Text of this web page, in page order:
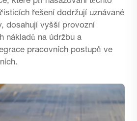
řešení dodržují uznávané
dosahují vyšší provozní
nákladů na údržbu a
pracovních postupů ve